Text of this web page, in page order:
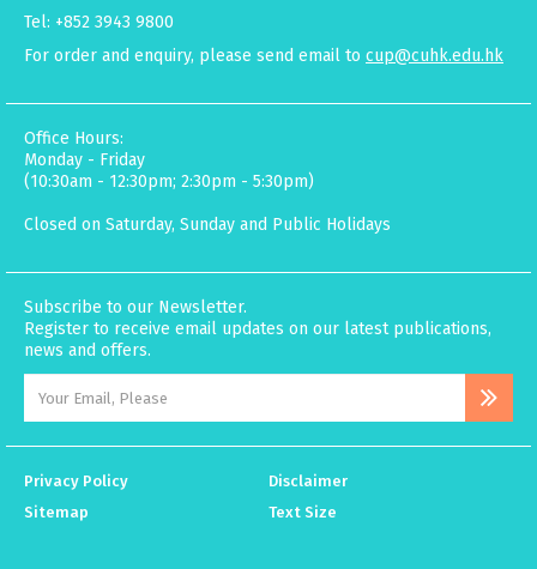
Tel: +852 3943 9800
For order and enquiry, please send email to cup@cuhk.edu.hk
Office Hours:
Monday - Friday
(10:30am - 12:30pm; 2:30pm - 5:30pm)
Closed on Saturday, Sunday and Public Holidays
Subscribe to our Newsletter.
Register to receive email updates on our latest publications,
news and offers.
Privacy Policy
Disclaimer
Sitemap
Text Size